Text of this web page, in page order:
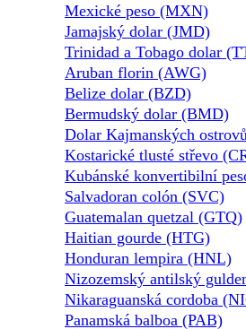
Mexické peso (MXN)
Jamajský dolar (JMD)
Trinidad a Tobago dolar
Aruban florin (AWG)
Belize dolar (BZD)
Bermudský dolar (BMD)
Dolar Kajmanských
Kostarické tlusté střevo
Kubánské konvertibilní
Salvadoran colón (SVC)
Guatemalan quetzal (GTQ)
Haitian gourde (HTG)
Honduran lempira (HNL)
Nizozemský antilský
Nikaraguanská cordoba
Panamská balboa (PAB)